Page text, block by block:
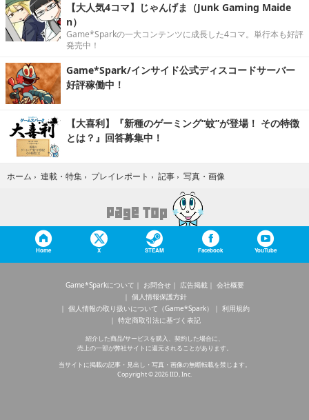
【大人気4コマ】じゃんげま（Junk Gaming Maide
n）
Game*Sparkの一大コンテンツに成長した4コマ。単行本も好評
発売中！
Game*Spark/インサイド公式ディスコードサーバー
好評稼働中！
【大喜利】『新種のゲーミング“蚊”が登場！ その特徴
とは？』回答募集中！
ホーム › 連載・特集 › プレイレポート › 記事 › 写真・画像
Home X STEAM Facebook YouTube
Game*Sparkについて お問合せ 広告掲載
会社概要
個人情報保護方針
個人情報の取り扱いについて（Game*Spark）
利用規約
特定商取引法に基づく表記
紹介した商品/サービスを購入、契約した場合に、
売上の一部が弊社サイトに還元されることがあります。
当サイトに掲載の記事・見出し・写真・画像の無断転載を禁じます。
Copyright © 2026 IID, Inc.